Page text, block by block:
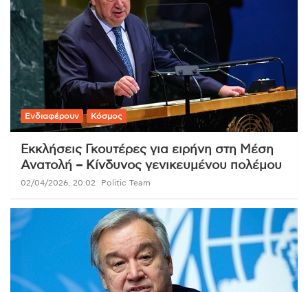
Ενδιαφέρουν Κόσμος
Εκκλήσεις Γκουτέρες για ειρήνη στη Μέση
Ανατολή – Κίνδυνος γενικευμένου πολέμου
02/04/2026, 20:02 Politic Team